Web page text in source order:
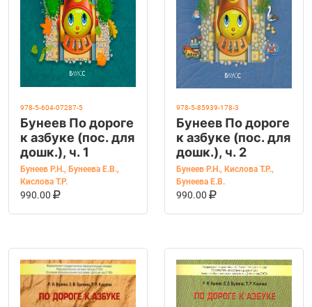
978-5-604-07287-5
Бунеев По дороге
к азбуке (пос. для
дошк.), ч. 1
Бунеев Р.Н., Бунеева Е.В.,
Кислова Т.Р.
990.00
В КОРЗИНУ
978-5-85939-178-3
Бунеев По дороге
к азбуке (пос. для
дошк.), ч. 2
Бунеев Р.Н., Кислова Т.Р.,
Бунеева Е.В.
990.00
В КОРЗИНУ